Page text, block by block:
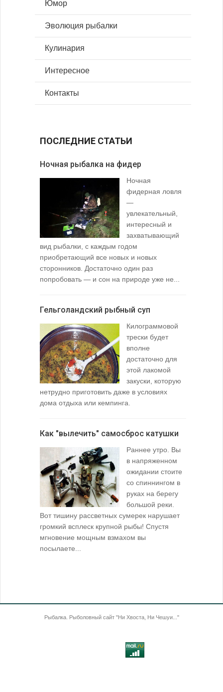
Юмор
Эволюция рыбалки
Кулинария
Интересное
Контакты
ПОСЛЕДНИЕ СТАТЬИ
Ночная рыбалка на фидер
Ночная
фидерная ловля
—
увлекательный,
интересный и
захватывающий
вид рыбалки, с каждым годом
приобретающий все новых и новых
сторонников. Достаточно один раз
попробовать — и сон на природе уже не...
Гельголандский рыбный суп
Килограммовой
трески будет
вполне
достаточно для
этой лакомой
закуски, которую
нетрудно приготовить даже в условиях
дома отдыха или кемпинга.
Как "вылечить" самосброс катушки
Раннее утро. Вы
в напряженном
ожидании стоите
со спиннингом в
руках на берегу
большой реки.
Вот тишину рассветных сумерек нарушает
громкий всплеск крупной рыбы! Спустя
мгновение мощным взмахом вы
посылаете...
Рыбалка. Рыболовный сайт "Ни Хвоста, Ни Чешуи..."